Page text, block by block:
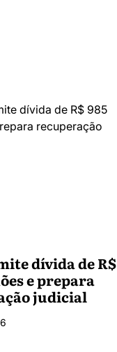
dívida de R$
e prepara
judicial